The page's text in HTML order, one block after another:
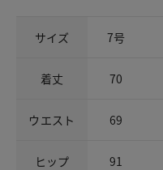
サイズ 7号
着丈 70
ウエスト 69
ヒップ 91